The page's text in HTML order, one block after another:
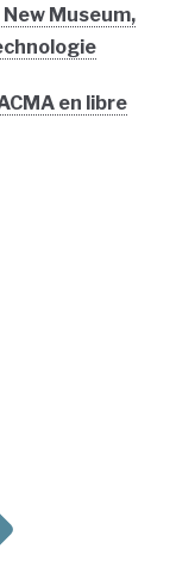
Museum,
en libre